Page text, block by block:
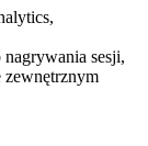
sesji,
zewnętrznym